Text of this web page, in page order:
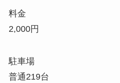
料金
2,000円
駐車場
普通219台